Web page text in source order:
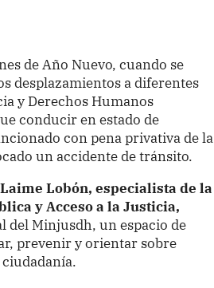
de Año Nuevo, cuando se
desplazamientos a diferentes
y Derechos Humanos
conducir en estado de
con pena privativa de la
un accidente de tránsito.
Lobón, especialista de la
y Acceso a la Justicia,
del Minjusdh, un espacio de
prevenir y orientar sobre